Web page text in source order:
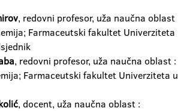
, redovni profesor, uža naučna oblast
Farmaceutski fakultet Univerziteta
, redovni profesor, uža naučna oblast :
Farmaceutski fakultet Univerziteta u
, docent, uža naučna oblast :